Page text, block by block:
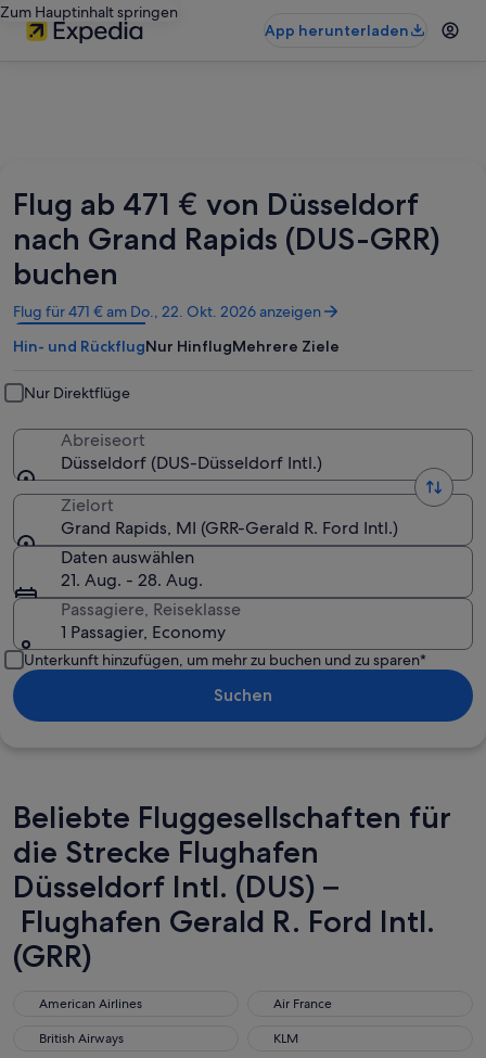
Zum Hauptinhalt springen
App herunterladen
Flug ab 471 € von Düsseldorf
nach Grand Rapids (DUS-GRR)
buchen
Flug für 471 € am Do., 22. Okt. 2026 anzeigen
Wird
in
einem
Fenster
geöffnet
Hin- und RückflugNur HinflugMehrere Ziele
Nur Direktflüge
Abreiseort
Düsseldorf (DUS-Düsseldorf Intl.)
Zielort
Grand Rapids, MI (GRR-Gerald R. Ford Intl.)
Daten auswählen
21. Aug. - 28. Aug.
Passagiere, Reiseklasse
1 Passagier, Economy
Unterkunft hinzufügen, um mehr zu buchen und zu sparen*
Suchen
Beliebte Fluggesellschaften für
die Strecke Flughafen
Düsseldorf Intl. (DUS) –
Flughafen Gerald R. Ford Intl.
(GRR)
American Airlines
American Airlines Air France
Air France
British Airways
British Airways KLM
KLM